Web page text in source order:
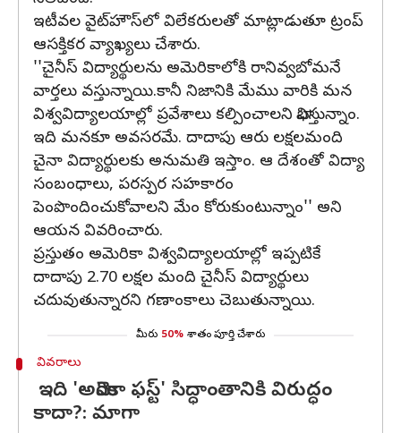
ఇటీవల వైట్‌హౌస్‌లో విలేకరులతో మాట్లాడుతూ ట్రంప్‌
ఆసక్తికర వ్యాఖ్యలు చేశారు.
''చైనీస్‌ విద్యార్థులను అమెరికాలోకి రానివ్వబోమనే
వార్తలు వస్తున్నాయి.కానీ నిజానికి మేము వారికి మన
విశ్వవిద్యాలయాల్లో ప్రవేశాలు కల్పించాలని భావిస్తున్నాం.
ఇది మనకూ అవసరమే. దాదాపు ఆరు లక్షలమంది
చైనా విద్యార్థులకు అనుమతి ఇస్తాం. ఆ దేశంతో విద్యా
సంబంధాలు, పరస్పర సహకారం
పెంపొందించుకోవాలని మేం కోరుకుంటున్నాం'' అని
ఆయన వివరించారు.
ప్రస్తుతం అమెరికా విశ్వవిద్యాలయాల్లో ఇప్పటికే
దాదాపు 2.70 లక్షల మంది చైనీస్‌ విద్యార్థులు
చదువుతున్నారని గణాంకాలు చెబుతున్నాయి.
మీరు 50% శాతం పూర్తి చేశారు
వివరాలు
ఇది 'అమెరికా ఫస్ట్‌' సిద్ధాంతానికి విరుద్ధం
కాదా?: మాగా